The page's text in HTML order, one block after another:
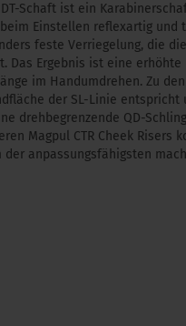
Schaft ist ein
Einstellen reflexartig und
feste Verriegelung, die
Das Ergebnis ist eine
im Handumdrehen. Zu
der SL-Linie entspricht
drehbegrenzende QD-
Magpul CTR Cheek Risers
anpassungsfähigsten